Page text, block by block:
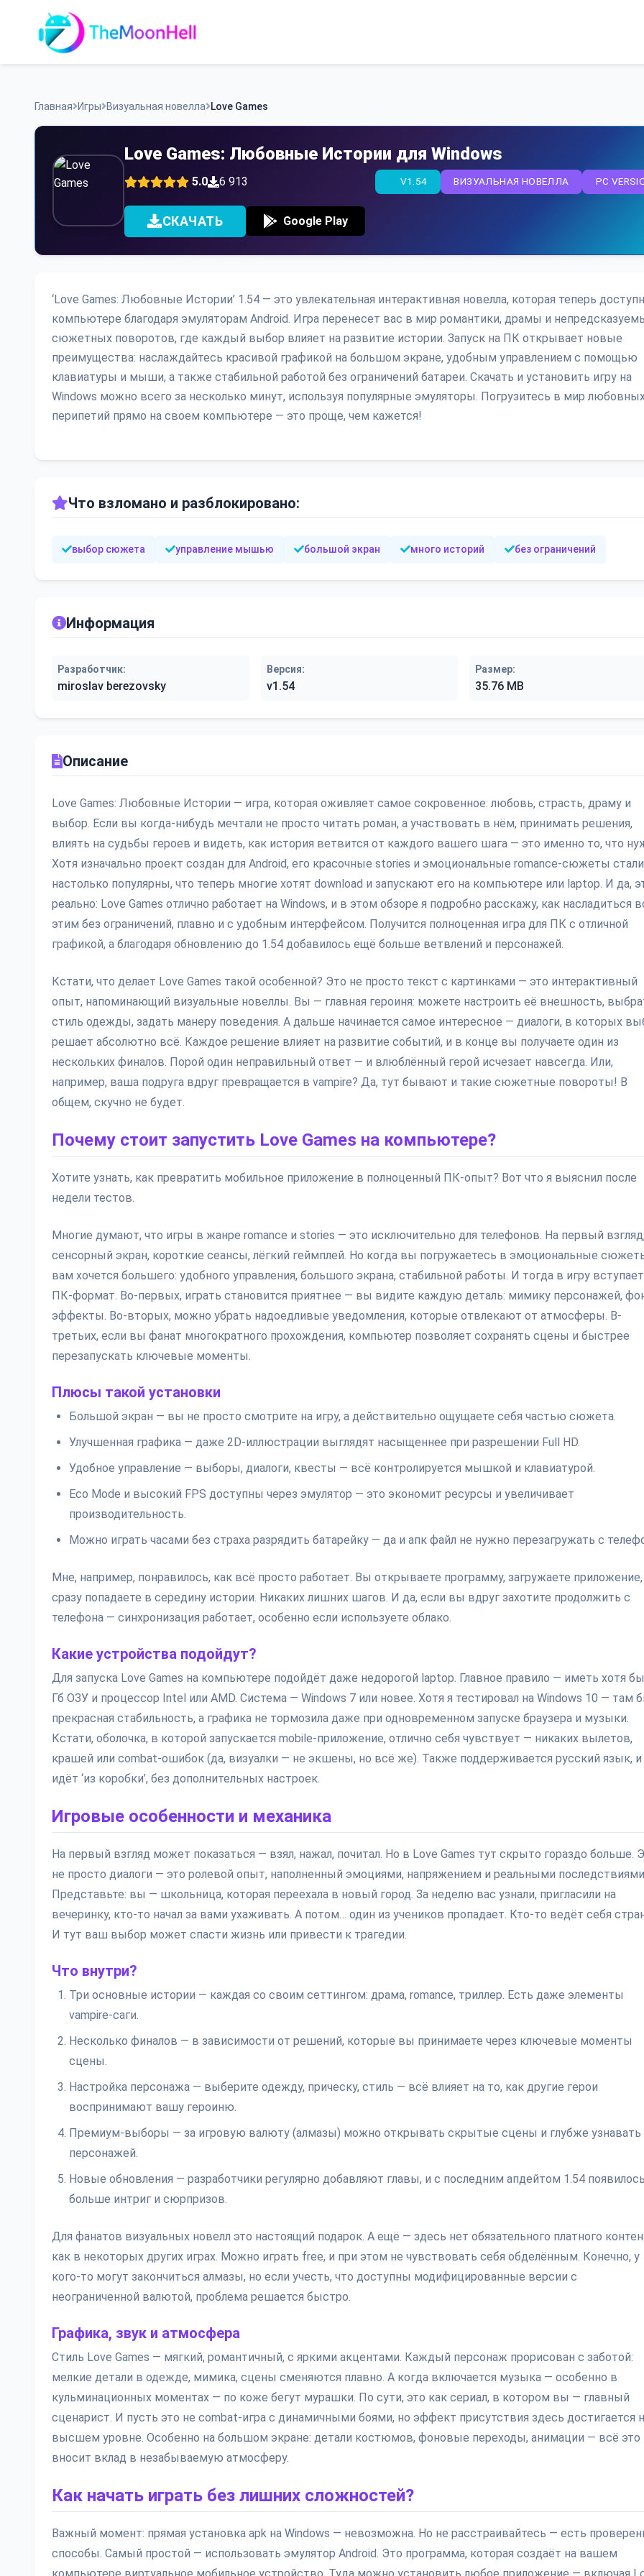
content
Главная Игры Визуальная новелла Love Games
Love Games: Любовные Истории для Windows
5.0 6 913 PC
ВИЗУАЛЬНАЯ НОВЕЛЛА
V1.54
СКАЧАТЬ Google Play
‘Love Games: Любовные Истории’ 1.54 — это увлекательная интерактивная новелла, которая теперь
компьютере благодаря эмуляторам Android. Игра перенесет вас в мир романтики, драмы и
сюжетных поворотов, где каждый выбор влияет на развитие истории. Запуск на ПК открывает новые
преимущества: наслаждайтесь красивой графикой на большом экране, удобным управлением с помощью
клавиатуры и мыши, а также стабильной работой без ограничений батареи. Скачать и установить игру на
Windows можно всего за несколько минут, используя популярные эмуляторы. Погрузитесь в мир
перипетий прямо на своем компьютере — это проще, чем кажется!
Что взломано и разблокировано:
выбор сюжета управление мышью большой экран много историй без ограничений
Информация
Разработчик:
miroslav berezovsky
Версия:
v1.54
Размер:
35.76 MB
Описание
Love Games: Любовные Истории — игра, которая оживляет самое сокровенное: любовь, страсть, драму и
выбор. Если вы когда-нибудь мечтали не просто читать роман, а участвовать в нём, принимать решения,
влиять на судьбы героев и видеть, как история ветвится от каждого вашего шага — это именно то, что
Хотя изначально проект создан для Android, его красочные stories и эмоциональные romance-сюжеты стали
настолько популярны, что теперь многие хотят download и запускают его на компьютере или laptop. И да,
реально: Love Games отлично работает на Windows, и в этом обзоре я подробно расскажу, как насладиться
этим без ограничений, плавно и с удобным интерфейсом. Получится полноценная игра для ПК с отличной
графикой, а благодаря обновлению до 1.54 добавилось ещё больше ветвлений и персонажей.
Кстати, что делает Love Games такой особенной? Это не просто текст с картинками — это интерактивный
опыт, напоминающий визуальные новеллы. Вы — главная героиня: можете настроить её внешность,
стиль одежды, задать манеру поведения. А дальше начинается самое интересное — диалоги, в которых
решает абсолютно всё. Каждое решение влияет на развитие событий, и в конце вы получаете один из
нескольких финалов. Порой один неправильный ответ — и влюблённый герой исчезает навсегда. Или,
например, ваша подруга вдруг превращается в vampire? Да, тут бывают и такие сюжетные повороты! В
общем, скучно не будет.
Почему стоит запустить Love Games на компьютере?
Хотите узнать, как превратить мобильное приложение в полноценный ПК-опыт? Вот что я выяснил после
недели тестов.
Многие думают, что игры в жанре romance и stories — это исключительно для телефонов. На первый
сенсорный экран, короткие сеансы, лёгкий геймплей. Но когда вы погружаетесь в эмоциональные
вам хочется большего: удобного управления, большого экрана, стабильной работы. И тогда в игру вступает
ПК-формат. Во-первых, играть становится приятнее — вы видите каждую деталь: мимику персонажей,
эффекты. Во-вторых, можно убрать надоедливые уведомления, которые отвлекают от атмосферы. В-
третьих, если вы фанат многократного прохождения, компьютер позволяет сохранять сцены и быстрее
перезапускать ключевые моменты.
Плюсы такой установки
Большой экран — вы не просто смотрите на игру, а действительно ощущаете себя частью сюжета.
Улучшенная графика — даже 2D-иллюстрации выглядят насыщеннее при разрешении Full HD.
Удобное управление — выборы, диалоги, квесты — всё контролируется мышкой и клавиатурой.
Eco Mode и высокий FPS доступны через эмулятор — это экономит ресурсы и увеличивает
производительность.
Можно играть часами без страха разрядить батарейку — да и апк файл не нужно перезагружать с
Мне, например, понравилось, как всё просто работает. Вы открываете программу, загружаете приложение,
сразу попадаете в середину истории. Никаких лишних шагов. И да, если вы вдруг захотите продолжить с
телефона — синхронизация работает, особенно если используете облако.
Какие устройства подойдут?
Для запуска Love Games на компьютере подойдёт даже недорогой laptop. Главное правило — иметь хотя
Гб ОЗУ и процессор Intel или AMD. Система — Windows 7 или новее. Хотя я тестировал на Windows 10 — там
прекрасная стабильность, а графика не тормозила даже при одновременном запуске браузера и музыки.
Кстати, оболочка, в которой запускается mobile-приложение, отлично себя чувствует — никаких вылетов,
крашей или combat-ошибок (да, визуалки — не экшены, но всё же). Также поддерживается русский язык, и
идёт ‘из коробки’, без дополнительных настроек.
Игровые особенности и механика
На первый взгляд может показаться — взял, нажал, почитал. Но в Love Games тут скрыто гораздо больше.
не просто диалоги — это ролевой опыт, наполненный эмоциями, напряжением и реальными
Представьте: вы — школьница, которая переехала в новый город. За неделю вас узнали, пригласили на
вечеринку, кто-то начал за вами ухаживать. А потом… один из учеников пропадает. Кто-то ведёт себя
И тут ваш выбор может спасти жизнь или привести к трагедии.
Что внутри?
Три основные истории — каждая со своим сеттингом: драма, romance, триллер. Есть даже элементы
vampire-саги.
Несколько финалов — в зависимости от решений, которые вы принимаете через ключевые моменты
сцены.
Настройка персонажа — выберите одежду, прическу, стиль — всё влияет на то, как другие герои
воспринимают вашу героиню.
Премиум-выборы — за игровую валюту (алмазы) можно открывать скрытые сцены и глубже узнавать
персонажей.
Новые обновления — разработчики регулярно добавляют главы, и с последним апдейтом 1.54 появилось
больше интриг и сюрпризов.
Для фанатов визуальных новелл это настоящий подарок. А ещё — здесь нет обязательного платного
как в некоторых других играх. Можно играть free, и при этом не чувствовать себя обделённым. Конечно, у
кого-то могут закончиться алмазы, но если учесть, что доступны модифицированные версии с
неограниченной валютой, проблема решается быстро.
Графика, звук и атмосфера
Стиль Love Games — мягкий, романтичный, с яркими акцентами. Каждый персонаж прорисован с заботой:
мелкие детали в одежде, мимика, сцены сменяются плавно. А когда включается музыка — особенно в
кульминационных моментах — по коже бегут мурашки. По сути, это как сериал, в котором вы — главный
сценарист. И пусть это не combat-игра с динамичными боями, но эффект присутствия здесь достигается
высшем уровне. Особенно на большом экране: детали костюмов, фоновые переходы, анимации — всё это
вносит вклад в незабываемую атмосферу.
Как начать играть без лишних сложностей?
Важный момент: прямая установка apk на Windows — невозможна. Но не расстраивайтесь — есть
способы. Самый простой — использовать эмулятор Android. Это программа, которая создаёт на вашем